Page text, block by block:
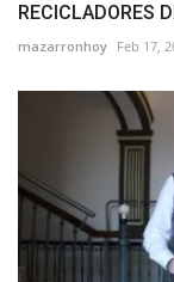
RECICLADORES
mazarronhoy Feb 17,